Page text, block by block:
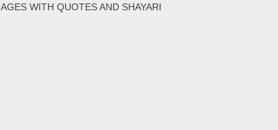
WITH QUOTES AND SHAYARI